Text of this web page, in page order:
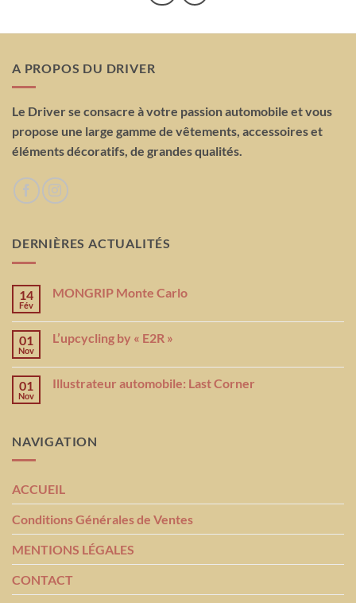
A PROPOS DU DRIVER
Le Driver se consacre à votre passion automobile et vous
propose une large gamme de vêtements, accessoires et
éléments décoratifs, de grandes qualités.
DERNIÈRES ACTUALITÉS
14
Fév
MONGRIP Monte Carlo
01
Nov
L’upcycling by « E2R »
01
Nov
Illustrateur automobile: Last Corner
NAVIGATION
ACCUEIL
Conditions Générales de Ventes
MENTIONS LÉGALES
CONTACT